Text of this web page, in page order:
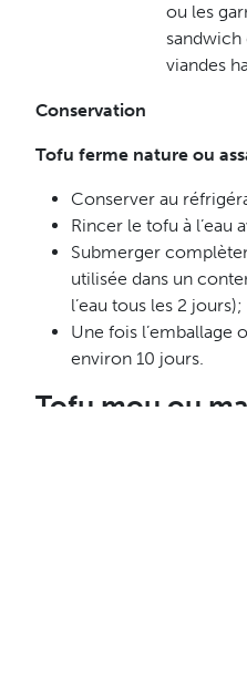
ou les
sandwich
viandes
Conservation
Tofu ferme nature ou
Conserver au
Rincer le tofu à l’eau
Submerger
utilisée dans un
l’eau tous les 2 jours);
Une fois l’emballage
environ 10 jours.
Tofu mou ou